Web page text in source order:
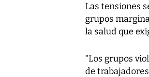
Las tensiones
grupos
la salud que
"Los grupos
de